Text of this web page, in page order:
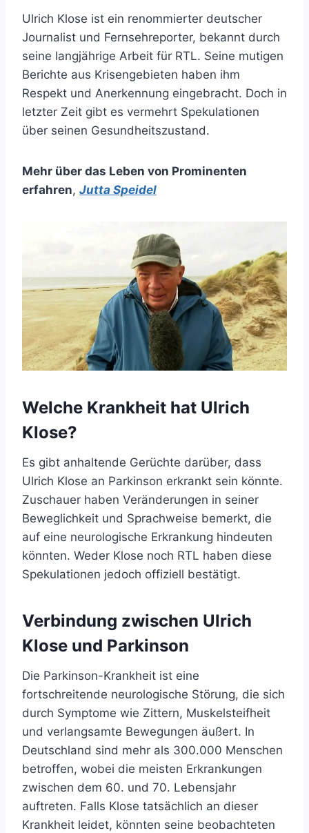
Ulrich Klose ist ein renommierter deutscher
Journalist und Fernsehreporter, bekannt durch
seine langjährige Arbeit für RTL. Seine mutigen
Berichte aus Krisengebieten haben ihm
Respekt und Anerkennung eingebracht. Doch in
letzter Zeit gibt es vermehrt Spekulationen
über seinen Gesundheitszustand.
Mehr über das Leben von Prominenten
erfahren, Jutta Speidel
Welche Krankheit hat Ulrich
Klose?
Es gibt anhaltende Gerüchte darüber, dass
Ulrich Klose an Parkinson erkrankt sein könnte.
Zuschauer haben Veränderungen in seiner
Beweglichkeit und Sprachweise bemerkt, die
auf eine neurologische Erkrankung hindeuten
könnten. Weder Klose noch RTL haben diese
Spekulationen jedoch offiziell bestätigt.
Verbindung zwischen Ulrich
Klose und Parkinson
Die Parkinson-Krankheit ist eine
fortschreitende neurologische Störung, die sich
durch Symptome wie Zittern, Muskelsteifheit
und verlangsamte Bewegungen äußert. In
Deutschland sind mehr als 300.000 Menschen
betroffen, wobei die meisten Erkrankungen
zwischen dem 60. und 70. Lebensjahr
auftreten. Falls Klose tatsächlich an dieser
Krankheit leidet, könnten seine beobachteten